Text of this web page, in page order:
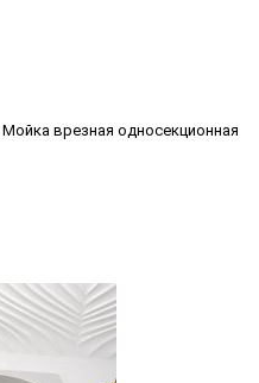
Мойка врезная односекционная